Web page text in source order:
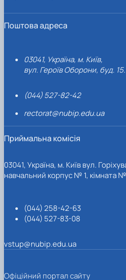
Поштова адреса
03041, Україна, м. Київ,
вул. Героїв Оборони, буд. 15.
(044) 527-82-42
rectorat@nubip.edu.ua
Приймальна комісія
03041, Україна, м. Київ вул.
навчальний корпус № 1, кімната
(044) 258-42-63
(044) 527-83-08
vstup@nubip.edu.ua
Офіційний портал сайту